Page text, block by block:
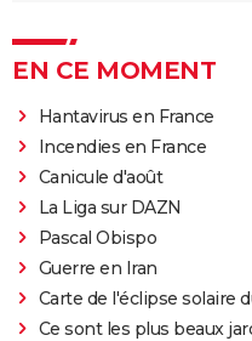
EN CE MOMENT
Hantavirus en France
Incendies en France
Canicule d'août
La Liga sur DAZN
Pascal Obispo
Guerre en Iran
Carte de l'éclipse solaire
Ce sont les plus beaux